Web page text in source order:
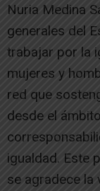
Nuria Medina
generales del
trabajar por la
mujeres y
red que
desde el
igualdad. Este
se agradece la